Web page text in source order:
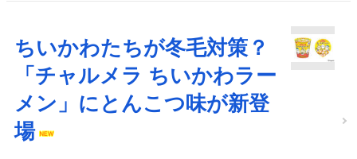
ちいかわたちが冬毛対策？
「チャルメラ ちいかわラー
メン」にとんこつ味が新登
場